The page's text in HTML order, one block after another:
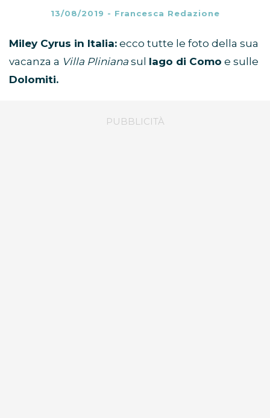
13/08/2019 - Francesca Redazione
Miley Cyrus in Italia: ecco tutte le foto della sua
vacanza a Villa Pliniana sul lago di Como e sulle
Dolomiti.